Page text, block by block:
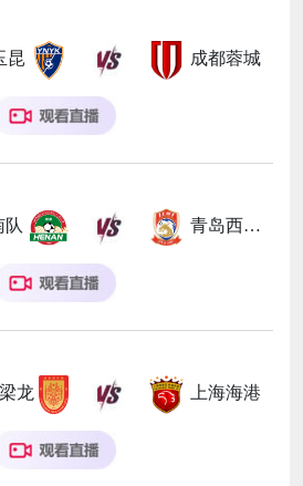
昆 成都蓉城
队 青岛西海岸
龙 上海海港